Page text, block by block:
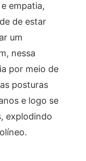
empatia,
de estar
um
nessa
por meio de
posturas
e logo se
explodindo